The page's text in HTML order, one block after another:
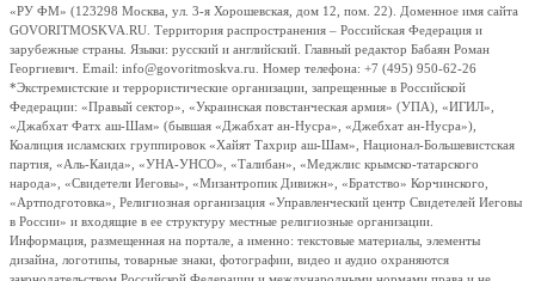
«РУ ФМ» (123298 Москва, ул. 3-я Хорошевская, дом 12, пом. 22). Доменное имя сайта
GOVORITMOSKVA.RU. Территория распространения – Российская Федерация и
зарубежные страны. Языки: русский и английский. Главный редактор Бабаян Роман
Георгиевич. Email: info@govoritmoskva.ru. Номер телефона: +7 (495) 950-62-26
*Экстремистские и террористические организации, запрещенные в Российской
Федерации: «Правый сектор», «Украинская повстанческая армия» (УПА), «ИГИЛ»,
«Джабхат Фатх аш-Шам» (бывшая «Джабхат ан-Нусра», «Джебхат ан-Нусра»),
Коалиция исламских группировок «Хайят Тахрир аш-Шам», Национал-Большевистская
партия, «Аль-Каида», «УНА-УНСО», «Талибан», «Меджлис крымско-татарского
народа», «Свидетели Иеговы», «Мизантропик Дивижн», «Братство» Корчинского,
«Артподготовка», Религиозная организация «Управленческий центр Свидетелей Иеговы
в России» и входящие в ее структуру местные религиозные организации.
Информация, размещенная на портале, а именно: текстовые материалы, элементы
дизайна, логотипы, товарные знаки, фотографии, видео и аудио охраняются